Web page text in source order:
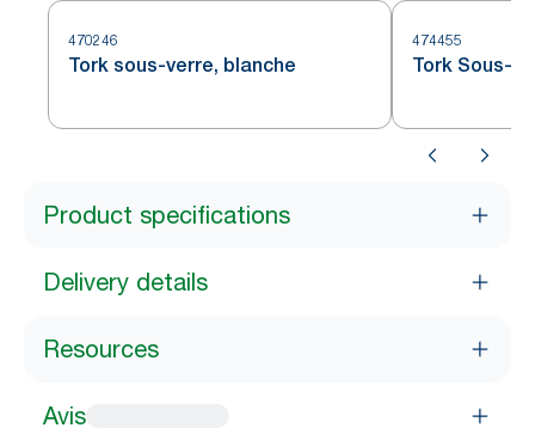
470246
Tork sous-verre, blanche
474455
Tork Sous-
Product specifications
Delivery details
Resources
Avis